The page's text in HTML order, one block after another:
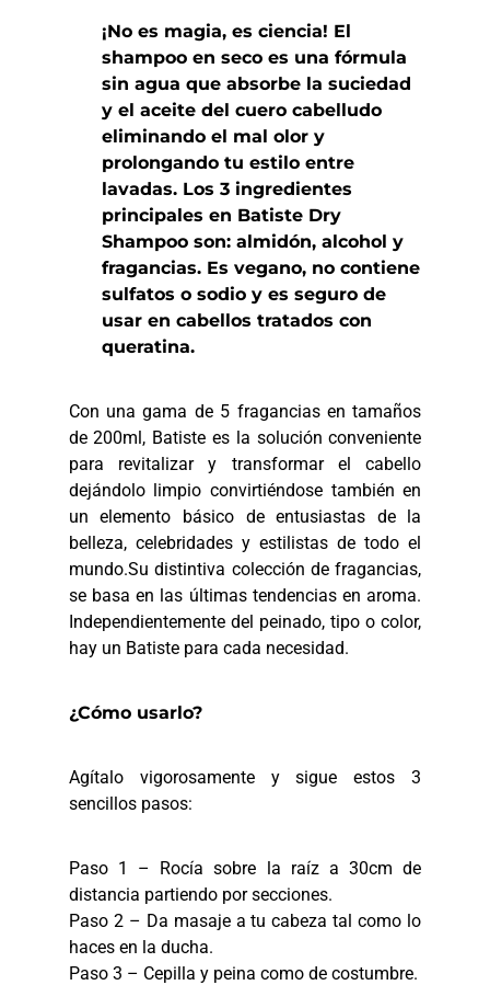
¡No es magia, es ciencia! El
shampoo en seco es una fórmula
sin agua que absorbe la suciedad
y el aceite del cuero cabelludo
eliminando el mal olor y
prolongando tu estilo entre
lavadas. Los 3 ingredientes
principales en Batiste Dry
Shampoo son: almidón, alcohol y
fragancias. Es vegano, no contiene
sulfatos o sodio y es seguro de
usar en cabellos tratados con
queratina.
Con una gama de 5 fragancias en tamaños
de 200ml, Batiste es la solución conveniente
para revitalizar y transformar el cabello
dejándolo limpio convirtiéndose también en
un elemento básico de entusiastas de la
belleza, celebridades y estilistas de todo el
mundo.Su distintiva colección de fragancias,
se basa en las últimas tendencias en aroma.
Independientemente del peinado, tipo o color,
hay un Batiste para cada necesidad.
¿Cómo usarlo?
Agítalo vigorosamente y sigue estos 3
sencillos pasos:
Paso 1 – Rocía sobre la raíz a 30cm de
distancia partiendo por secciones.
Paso 2 – Da masaje a tu cabeza tal como lo
haces en la ducha.
Paso 3 – Cepilla y peina como de costumbre.